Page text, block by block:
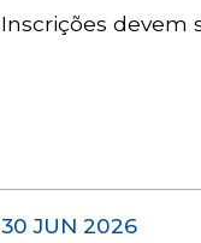
Inscrições devem
30 JUN 2026